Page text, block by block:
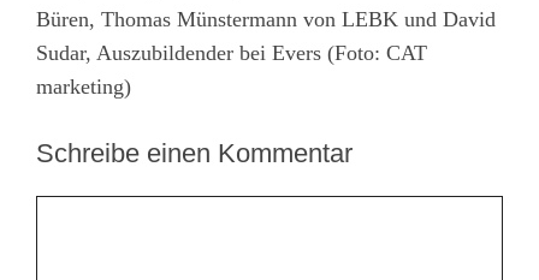
Büren, Thomas Münstermann von LEBK und David
Sudar, Auszubildender bei Evers (Foto: CAT
marketing)
Schreibe einen Kommentar